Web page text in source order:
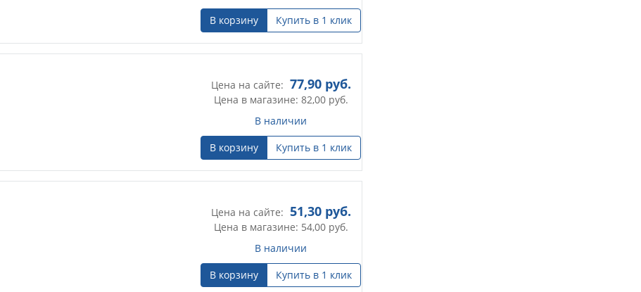
В корзину
Купить в 1 клик
Цена на сайте: 77,90руб.
Цена в магазине: 82,00руб.
В наличии
В корзину
Купить в 1 клик
Цена на сайте: 51,30руб.
Цена в магазине: 54,00руб.
В наличии
В корзину
Купить в 1 клик